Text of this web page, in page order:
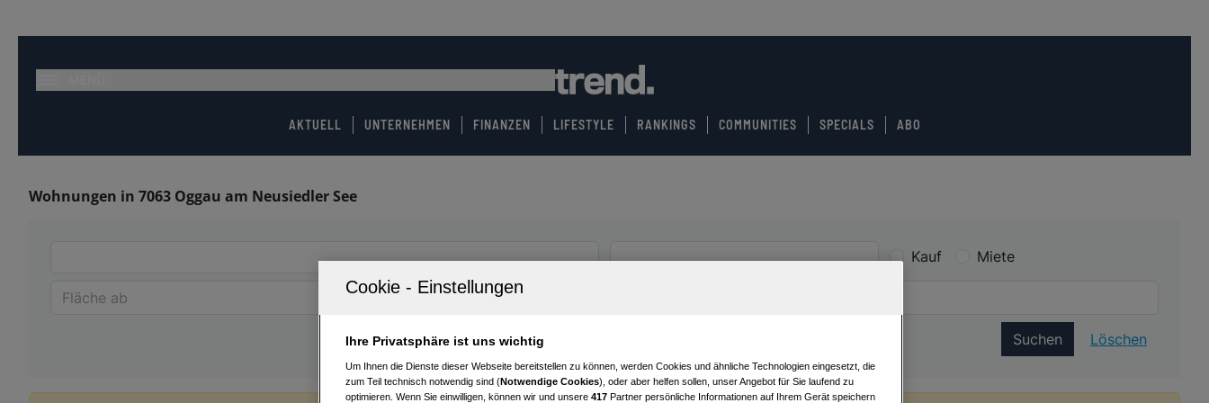
AKTUELL UNTERNEHMEN FINANZEN LIFESTYLE RANKINGS COMMUNITIES SPECIALS ABO
Wohnungen in 7063 Oggau am Neusiedler See
Kauf Miete
Suchen Löschen
Ihre Privatsphäre ist uns wichtig
Um Ihnen die Dienste dieser Webseite bereitstellen zu können, werden Cookies und ähnliche Technologien eingesetzt, die
zum Teil technisch notwendig sind (Notwendige Cookies), oder aber helfen sollen, unser Angebot für Sie laufend zu
optimieren. Wenn Sie einwilligen, können wir und unsere 417 Partner persönliche Informationen auf Ihrem Gerät speichern